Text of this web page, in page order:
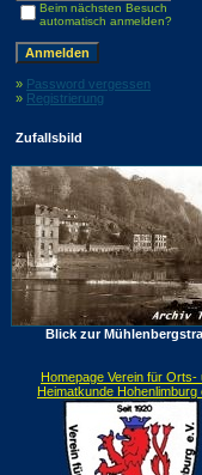
Beim nächsten Besuch
automatisch anmelden?
» Password vergessen
» Registrierung
Zufallsbild
Blick zur
Homepage Verein für Orts-
Heimatkunde Hohenlimburg